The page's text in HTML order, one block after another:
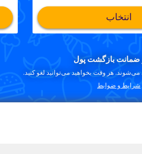
انتخاب
هر وقت بخواهید می‌توانید لغو کنید.
شرایط و ضوابط